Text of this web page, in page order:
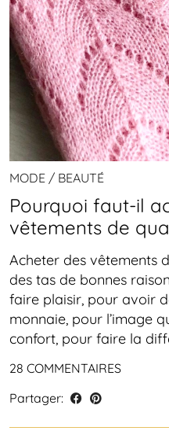
MODE / BEAUTÉ
Pourquoi faut-il
vêtements de
Acheter des vêtements
des tas de bonnes
faire plaisir, pour avoir
monnaie, pour l’image
confort, pour faire la
28 COMMENTAIRES
Partager: